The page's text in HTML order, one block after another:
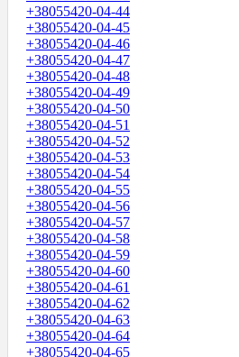
+38055420-04-44
+38055420-04-45
+38055420-04-46
+38055420-04-47
+38055420-04-48
+38055420-04-49
+38055420-04-50
+38055420-04-51
+38055420-04-52
+38055420-04-53
+38055420-04-54
+38055420-04-55
+38055420-04-56
+38055420-04-57
+38055420-04-58
+38055420-04-59
+38055420-04-60
+38055420-04-61
+38055420-04-62
+38055420-04-63
+38055420-04-64
+38055420-04-65